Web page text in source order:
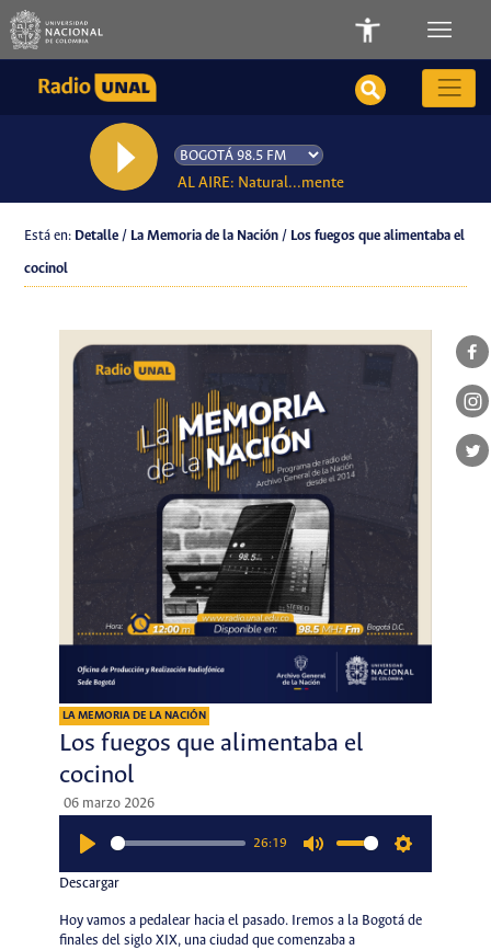
AL AIRE: Natural...mente
Está en: Detalle / La Memoria de la Nación / Los fuegos que alimentaba el
cocinol
LA MEMORIA DE LA NACIÓN
Los fuegos que alimentaba el
cocinol
06 marzo 2026
26:19
Descargar
Hoy vamos a pedalear hacia el pasado. Iremos a la Bogotá de
finales del siglo XIX, una ciudad que comenzaba a